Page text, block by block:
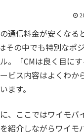
通信料金が安くなる
その中でも特別なポ
。「CMは良く目に
ビス内容はよくわか
ます。
、ここではワイモバ
紹介しながらワイモ